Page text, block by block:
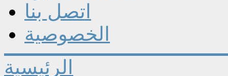
اتصل بنا
الخصوصية
الرئيسية